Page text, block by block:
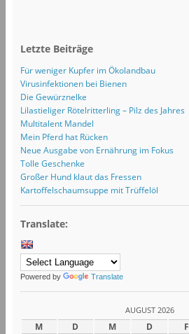
Letzte Beiträge
Für weniger Kupfer im Ökolandbau
Virusinfektionen bei Bienen
Die Gewürznelke
Lilastieliger Rötelritterling – Pilz des Jahres
Multitalent Mandel
Mein Pferd hat Rücken
Neue Ausgabe von Ernährung im Fokus
Tolle Geschenke
Großer Hund klaut das Fressen
Kartoffelschaumsuppe mit Trüffelöl
Translate:
Powered by Translate
AUGUST 2026
M D M D F